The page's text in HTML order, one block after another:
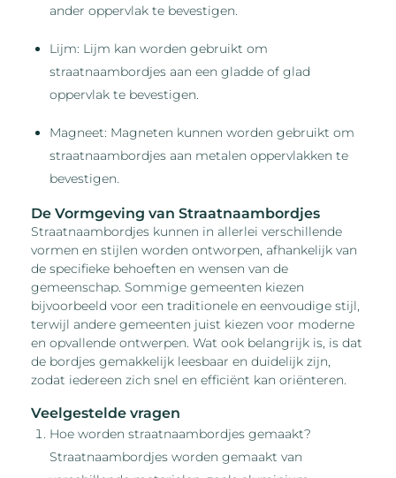
ander oppervlak te bevestigen.
Lijm: Lijm kan worden gebruikt om
straatnaambordjes aan een gladde of glad
oppervlak te bevestigen.
Magneet: Magneten kunnen worden gebruikt om
straatnaambordjes aan metalen oppervlakken te
bevestigen.
De Vormgeving van Straatnaambordjes
Straatnaambordjes kunnen in allerlei verschillende
vormen en stijlen worden ontworpen, afhankelijk van
de specifieke behoeften en wensen van de
gemeenschap. Sommige gemeenten kiezen
bijvoorbeeld voor een traditionele en eenvoudige stijl,
terwijl andere gemeenten juist kiezen voor moderne
en opvallende ontwerpen. Wat ook belangrijk is, is dat
de bordjes gemakkelijk leesbaar en duidelijk zijn,
zodat iedereen zich snel en efficiënt kan oriënteren.
Veelgestelde vragen
Hoe worden straatnaambordjes gemaakt?
Straatnaambordjes worden gemaakt van